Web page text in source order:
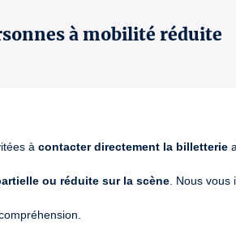
à mobilité réduite
à contacter directement la billetterie
ou réduite sur la scène . Nous